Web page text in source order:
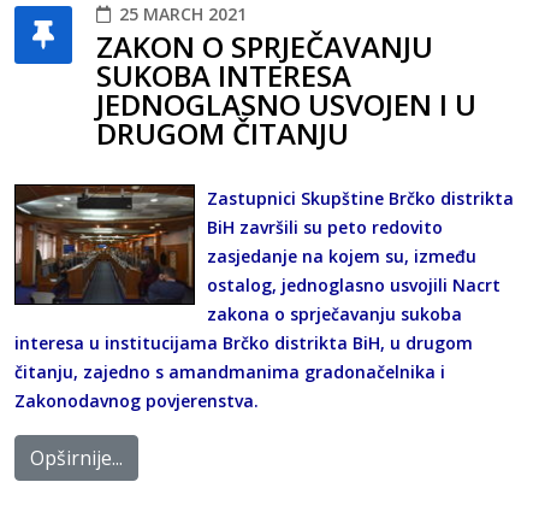
25 MARCH 2021
ZAKON O SPRJEČAVANJU
SUKOBA INTERESA
JEDNOGLASNO USVOJEN I U
DRUGOM ČITANJU
Zastupnici Skupštine Brčko distrikta
BiH završili su peto redovito
zasjedanje na kojem su, između
ostalog, jednoglasno usvojili Nacrt
zakona o sprječavanju sukoba
interesa u institucijama Brčko distrikta BiH, u drugom
čitanju, zajedno s amandmanima gradonačelnika i
Zakonodavnog povjerenstva.
Opširnije...